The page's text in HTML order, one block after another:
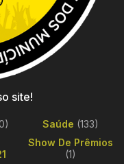
site!
Saúde (133)
Show De Prêmios
(1)